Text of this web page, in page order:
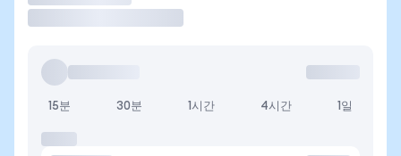
15분 30분 1시간 4시간 1일